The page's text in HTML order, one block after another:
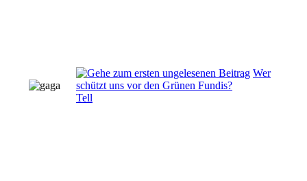
Wer
schützt uns vor den Grünen Fundis?
Tell